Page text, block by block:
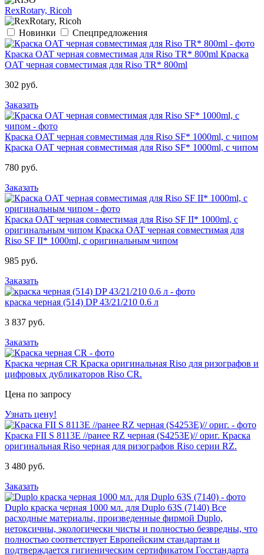
RexRotary, Ricoh
Новинки Спецпредложения
Краска OAT черная совместимая для Riso TR* 800ml Краска
OAT черная совместимая для Riso TR* 800ml
302 руб.
Заказать
Краска OAT черная совместимая для Riso SF* 1000ml, с чипом
Краска OAT черная совместимая для Riso SF* 1000ml, с чипом
780 руб.
Заказать
Краска OAT черная совместимая для Riso SF II* 1000ml, с
оригинальным чипом Краска OAT черная совместимая для
Riso SF II* 1000ml, с оригинальным чипом
985 руб.
Заказать
краска черная (514) DP 43/21/210 0.6 л
3 837 руб.
Заказать
Краска черная CR Краска оригинальная Riso для ризографов и
цифровых дубликаторов Riso CR.
Цена по запросу
Узнать цену!
Краска FII S 8113E //ранее RZ черная (S4253E)// ориг. Краска
оригинальная Riso черная для ризографов Riso серии RZ.
3 480 руб.
Заказать
Duplo краска черная 1000 мл. для Duplo 63S (7140) Все
расходные материалы, произведенные фирмой Duplo,
нетоксичны, экологически чисты и полностью безвредны, что
полностью соответствует Европейским стандартам и
подтверждается гигиеническим сертификатом Госстандарта